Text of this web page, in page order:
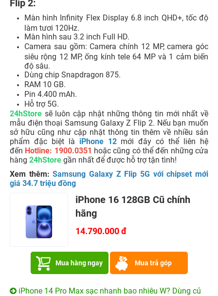
Flip 2:
Màn hình Infinity Flex Display 6.8 inch QHD+, tốc độ
làm tươi 120Hz.
Màn hình sau 3.2 inch Full HD.
Camera sau gồm: Camera chính 12 MP, camera góc
siêu rộng 12 MP, ống kính tele 64 MP và 1 cảm biến
độ sâu.
Dùng chip Snapdragon 875.
RAM 10 GB.
Pin 4.400 mAh.
Hỗ trợ 5G.
24hStore sẽ luôn cập nhật những thông tin mới nhất về
mẫu điện thoại Samsung Galaxy Z Flip 2. Nếu bạn muốn
sở hữu cũng như cập nhật thông tin thêm về nhiều sản
phẩm đặc biệt là iPhone 12mới đây có thể liên hệ
đến Hotline: 1900.0351 hoặc cũng có thể đến những cửa
hàng 24hStore gần nhất để được hỗ trợ tận tình!
Xem thêm:Samsung Galaxy Z Flip 5G với chipset mới
giá 34.7 triệu đồng
iPhone 16 128GB Cũ chính
hãng
14.790.000 đ
Mua hàng ngay Mua trả góp
iPhone 14 Pro Max sạc nhanh bao nhiêu W? Dùng củ